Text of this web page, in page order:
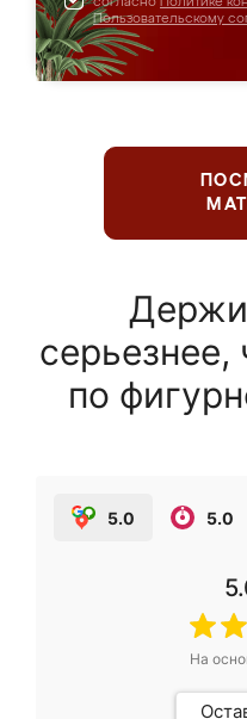
Пользовательскому
по
5.0 5.0
На